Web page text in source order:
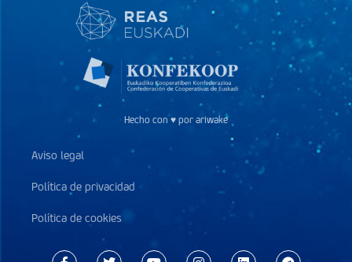
Hecho con ♥ por ariwake
Aviso legal
Política de privacidad
Política de cookies